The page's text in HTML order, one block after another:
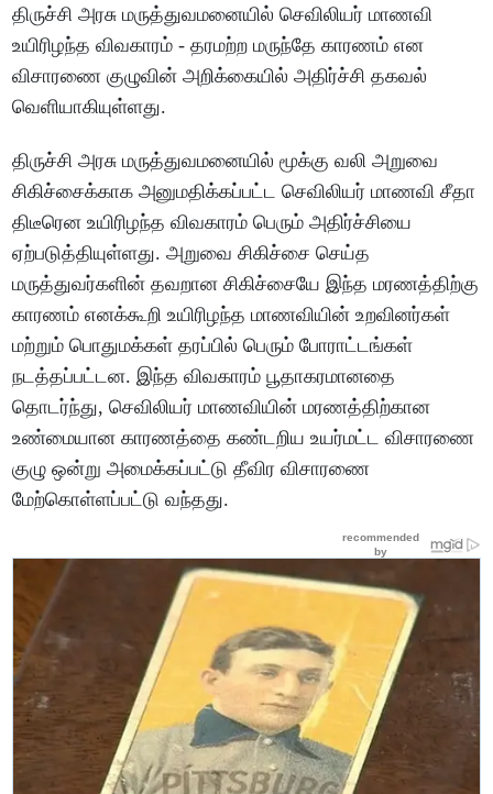
திருச்சி அரசு மருத்துவமனையில் செவிலியர் மாணவி
உயிரிழந்த விவகாரம் - தரமற்ற மருந்தே காரணம் என
விசாரணை குழுவின் அறிக்கையில் அதிர்ச்சி தகவல்
வெளியாகியுள்ளது.
திருச்சி அரசு மருத்துவமனையில் மூக்கு வலி அறுவை
சிகிச்சைக்காக அனுமதிக்கப்பட்ட செவிலியர் மாணவி சீதா
திடீரென உயிரிழந்த விவகாரம் பெரும் அதிர்ச்சியை
ஏற்படுத்தியுள்ளது. அறுவை சிகிச்சை செய்த
மருத்துவர்களின் தவறான சிகிச்சையே இந்த மரணத்திற்கு
காரணம் எனக்கூறி உயிரிழந்த மாணவியின் உறவினர்கள்
மற்றும் பொதுமக்கள் தரப்பில் பெரும் போராட்டங்கள்
நடத்தப்பட்டன. இந்த விவகாரம் பூதாகரமானதை
தொடர்ந்து, செவிலியர் மாணவியின் மரணத்திற்கான
உண்மையான காரணத்தை கண்டறிய உயர்மட்ட விசாரணை
குழு ஒன்று அமைக்கப்பட்டு தீவிர விசாரணை
மேற்கொள்ளப்பட்டு வந்தது.